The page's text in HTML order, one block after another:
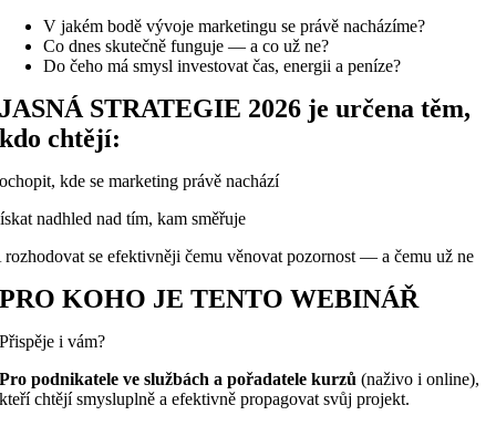
V jakém bodě vývoje marketingu se právě nacházíme?
Co dnes skutečně funguje — a co už ne?
Do čeho má smysl investovat čas, energii a peníze?
JASNÁ STRATEGIE 2026 je určena těm,
kdo chtějí:
kde se marketing právě nachází
nadhled nad tím, kam směřuje
rozhodovat se efektivněji čemu věnovat pozornost — a čemu už ne
PRO KOHO JE TENTO WEBINÁŘ
Přispěje i vám?
Pro podnikatele ve službách a pořadatele kurzů (naživo i online),
kteří chtějí smysluplně a efektivně propagovat svůj projekt.